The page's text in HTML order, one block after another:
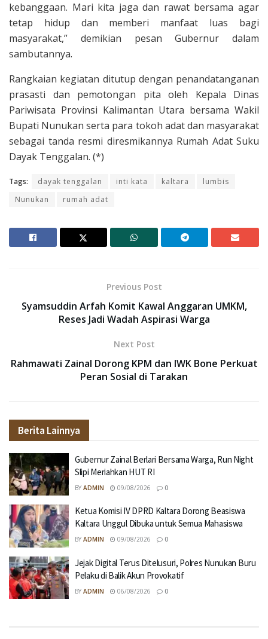
kebanggaan. Mari kita jaga dan rawat bersama agar
tetap hidup dan memberi manfaat luas bagi
masyarakat,” demikian pesan Gubernur dalam
sambutannya.
Rangkaian kegiatan ditutup dengan penandatanganan
prasasti dan pemotongan pita oleh Kepala Dinas
Pariwisata Provinsi Kalimantan Utara bersama Wakil
Bupati Nunukan serta para tokoh adat dan masyarakat
sebagai tanda resmi diresmikannya Rumah Adat Suku
Dayak Tenggalan. (*)
Tags: dayak tenggalan inti kata kaltara
lumbis
Nunukan
rumah adat
Previous Post
Syamsuddin Arfah Komit Kawal Anggaran UMKM,
Reses Jadi Wadah Aspirasi Warga
Next Post
Rahmawati Zainal Dorong KPM dan IWK Bone Perkuat
Peran Sosial di Tarakan
Berita Lainnya
Gubernur Zainal Berlari Bersama Warga, Run Night
Slipi Meriahkan HUT RI
BY ADMIN 09/08/2026 0
Ketua Komisi IV DPRD Kaltara Dorong Beasiswa
Kaltara Unggul Dibuka untuk Semua Mahasiswa
BY ADMIN 09/08/2026 0
Jejak Digital Terus Ditelusuri, Polres Nunukan Buru
Pelaku di Balik Akun Provokatif
BY ADMIN 06/08/2026 0